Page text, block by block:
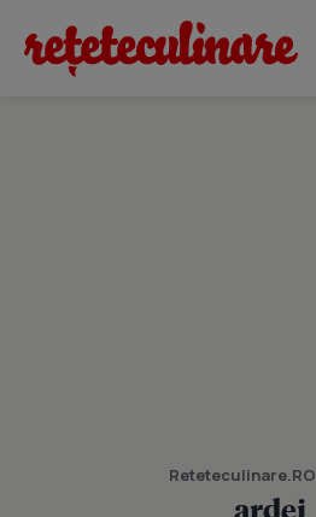
Reteteculinare.RO
ardei